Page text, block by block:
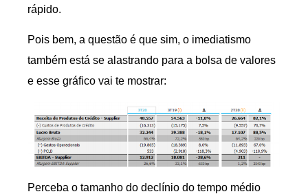
rápido.
Pois bem, a questão é que sim, o imediatismo
também está se alastrando para a bolsa de valores
e esse gráfico vai te mostrar:
Perceba o tamanho do declínio do tempo médio